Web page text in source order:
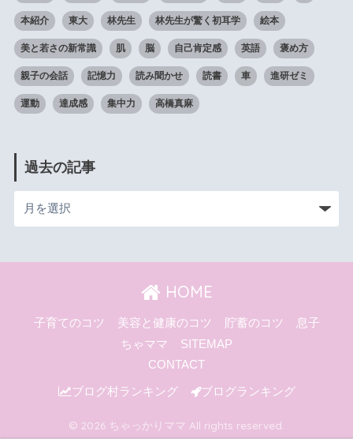
本紹介 東大 林先生 林先生が驚く初耳学 絵本
美と若さの新常識 肌 脳 自己肯定感 英語 褒め方
親子の会話 記憶力 読み聞かせ 読書 車 進研ゼミ
運動 達成感 集中力 高橋真麻
過去の記事
HOME
子育てのコツ 美容と健康のコツ 貯蓄のコツ
息子
ちゃママ
SITEMAP
CONTACT
ブログ村ランキング ブログランキング
© 2026 ちゃっかりママ All rights reserved.